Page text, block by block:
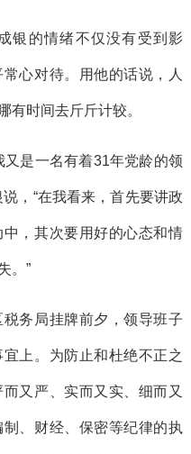
的情绪不仅没有受到影
心对待。用他的话说，人
有时间去斤斤计较。
是一名有着31年党龄的领
，“在我看来，首先要讲政
，其次要用好的心态和情
。”
务局挂牌前夕，领导班子
上。为防止和杜绝不正之
又严、实而又实、细而又
、财经、保密等纪律的执